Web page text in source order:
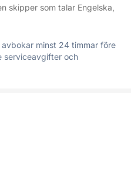
skipper som talar Engelska,
minst 24 timmar före
serviceavgifter och